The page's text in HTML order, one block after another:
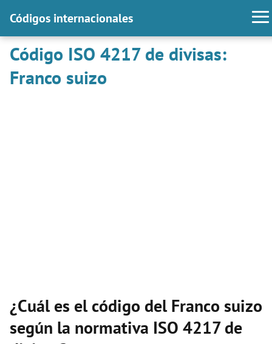
Códigos internacionales
Código ISO 4217 de divisas:
Franco suizo
¿Cuál es el código del Franco suizo
según la normativa ISO 4217 de